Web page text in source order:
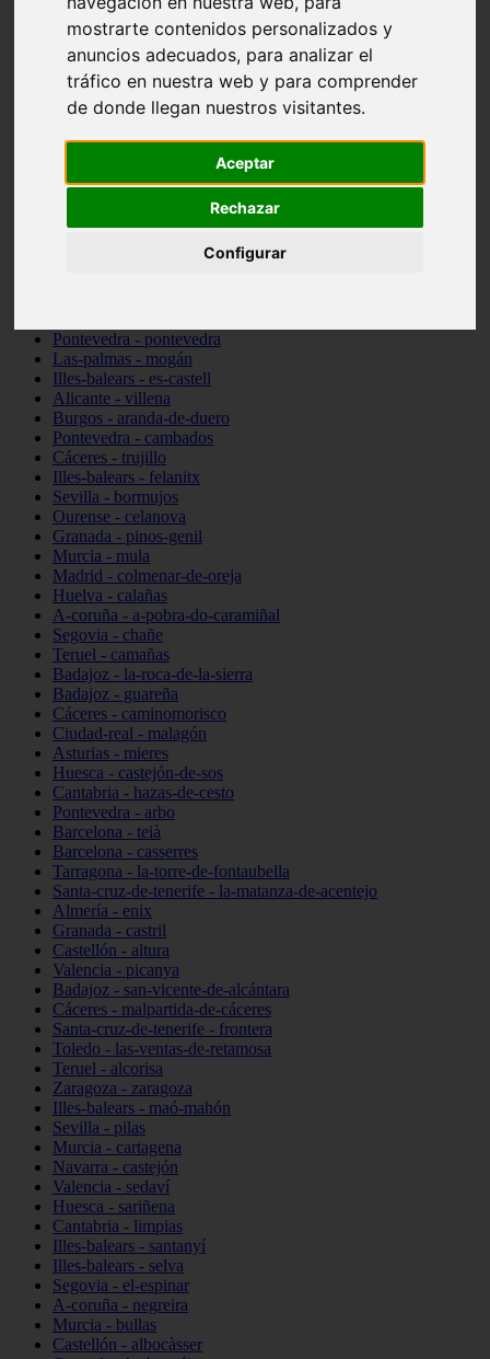
mostrarte contenidos personalizados y
anuncios adecuados, para analizar el
tráfico en nuestra web y para comprender
de donde llegan nuestros visitantes.
Aceptar
Rechazar
Configurar
Girona - figueres
Alicante - santa-pola
Almería - roquetas-de-mar
Girona - tossa-de-mar
Barcelona - sant-cugat-del-vallès
Alicante - l39alfàs-del-pi
Barcelona - vilanova-i-la-geltrú
Castellón - peñíscola
Illes-balears - sant-josep-de-sa-talaia
Pontevedra - pontevedra
Las-palmas - mogán
Illes-balears - es-castell
Alicante - villena
Burgos - aranda-de-duero
Pontevedra - cambados
Cáceres - trujillo
Illes-balears - felanitx
Sevilla - bormujos
Ourense - celanova
Granada - pinos-genil
Murcia - mula
Madrid - colmenar-de-oreja
Huelva - calañas
A-coruña - a-pobra-do-caramiñal
Segovia - chañe
Teruel - camañas
Badajoz - la-roca-de-la-sierra
Badajoz - guareña
Cáceres - caminomorisco
Ciudad-real - malagón
Asturias - mieres
Huesca - castejón-de-sos
Cantabria - hazas-de-cesto
Pontevedra - arbo
Barcelona - teià
Barcelona - casserres
Tarragona - la-torre-de-fontaubella
Santa-cruz-de-tenerife - la-matanza-de-acentejo
Almería - enix
Granada - castril
Castellón - altura
Valencia - picanya
Badajoz - san-vicente-de-alcántara
Cáceres - malpartida-de-cáceres
Santa-cruz-de-tenerife - frontera
Toledo - las-ventas-de-retamosa
Teruel - alcorisa
Zaragoza - zaragoza
Illes-balears - maó-mahón
Sevilla - pilas
Murcia - cartagena
Navarra - castejón
Valencia - sedaví
Huesca - sariñena
Cantabria - limpias
Illes-balears - santanyí
Illes-balears - selva
Segovia - el-espinar
A-coruña - negreira
Murcia - bullas
Castellón - albocàsser